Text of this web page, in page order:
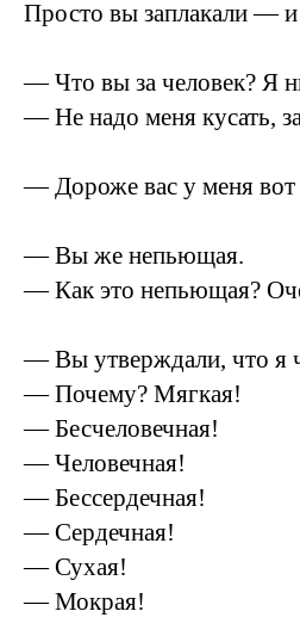
Просто вы заплакали —
— Что вы за человек? Я
— Не надо меня кусать,
— Дороже вас у меня вот
— Вы же непьющая.
— Как это непьющая?
— Вы утверждали, что я
— Почему? Мягкая!
— Бесчеловечная!
— Человечная!
— Бессердечная!
— Сердечная!
— Сухая!
— Мокрая!